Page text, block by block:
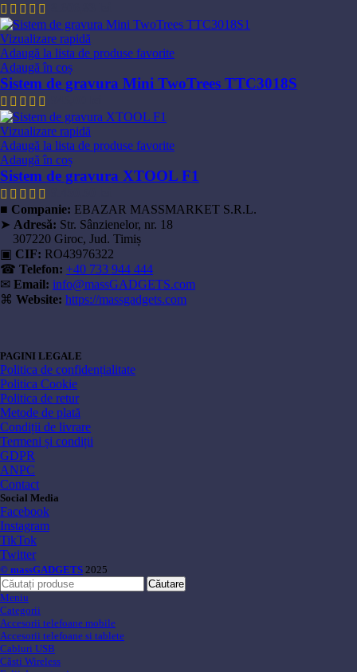
Vizualizare rapidă
Adaugă la lista de produse favorite
Adaugă în coș
Sistem de gravura Mini TwoTrees TTC3018S
Vizualizare rapidă
Adaugă la lista de produse favorite
Adaugă în coș
Sistem de gravura XTOOL F1
■ Companie: EBAZAR MASSMARKET S.R.L.
➤ Adresă: Str. Sânzienelor, nr. 18
307220 Giroc, Jud. Timiș
▣ CIF: RO43976322
☎ Telefon: +40 733 944 444
✉ Email: info@massGADGETS.com
⌘ Website: https://massgadgets.com
PAGINI LEGALE
Politica de confidențialitate
Politica Cookie
Politica de retur
Metode de plată
Condiții de livrare
Termeni și condiții
GDPR
ANPC
Contact
Social Media
Facebook
Instagram
TikTok
Twitter
© massGADGETS 2025
Căutare
Meniu
Categorii
Accesorii telefoane mobile
Accesorii telefoane si tablete
Cabluri USB
Căsti Wireless